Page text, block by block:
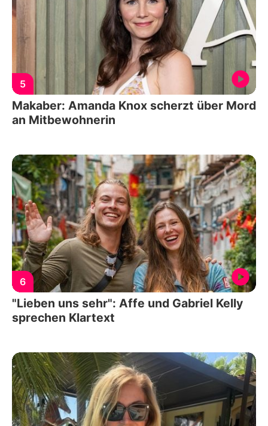
5
Makaber: Amanda Knox scherzt über Mord
an Mitbewohnerin
6
"Lieben uns sehr": Affe und Gabriel Kelly
sprechen Klartext